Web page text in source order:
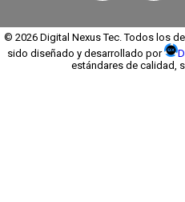
© 2026 Digital Nexus Tec. Todos los
sido diseñado y desarrollado por
estándares de calidad,